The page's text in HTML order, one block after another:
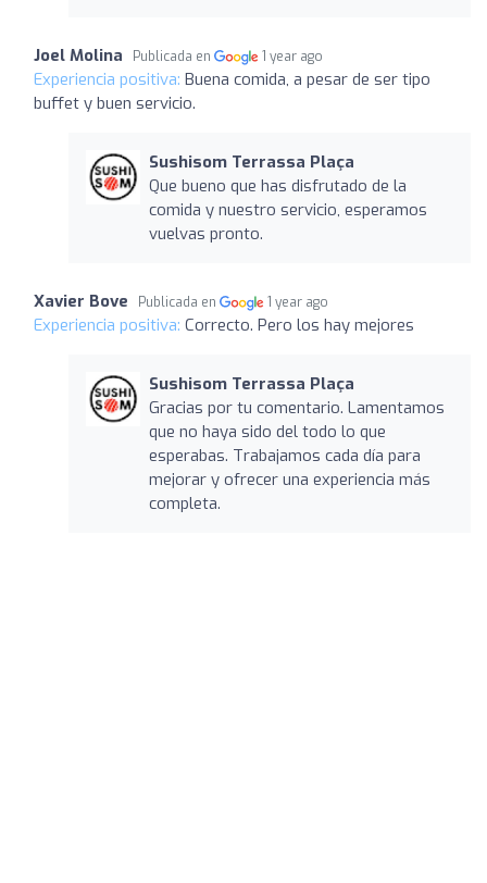
Joel Molina Publicada en 1 year ago
Experiencia positiva: Buena comida, a pesar de ser tipo
buffet y buen servicio.
Sushisom Terrassa Plaça
Que bueno que has disfrutado de la
comida y nuestro servicio, esperamos
vuelvas pronto.
Xavier Bove Publicada en 1 year ago
Experiencia positiva: Correcto. Pero los hay mejores
Sushisom Terrassa Plaça
Gracias por tu comentario. Lamentamos
que no haya sido del todo lo que
esperabas. Trabajamos cada día para
mejorar y ofrecer una experiencia más
completa.